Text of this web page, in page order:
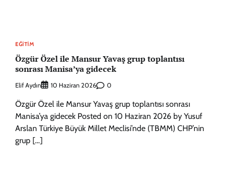
EĞITIM
Özgür Özel ile Mansur Yavaş grup toplantısı
sonrası Manisa’ya gidecek
Elif Aydın 10 Haziran 2026 0
Özgür Özel ile Mansur Yavaş grup toplantısı sonrası
Manisa’ya gidecek Posted on 10 Haziran 2026 by Yusuf
Arslan Türkiye Büyük Millet Meclisi’nde (TBMM) CHP’nin
grup […]